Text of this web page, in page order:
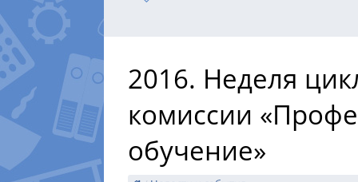
2016. Неделя
комиссии
обучение»